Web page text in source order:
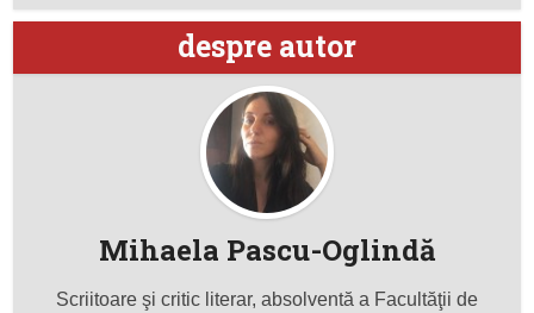
despre autor
Mihaela Pascu-Oglindă
Scriitoare şi critic literar, absolventă a Facultăţii de